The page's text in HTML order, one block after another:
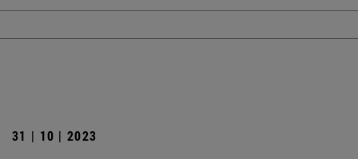
31 | 10 | 2023